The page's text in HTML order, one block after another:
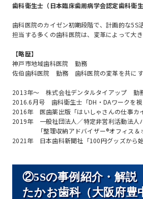
歯科衛生士（日本臨床歯周病学会認定歯科衛
歯科医院のカイゼン初期段階で、計画的な5S
担当する多くの歯科医院は、変革によって大
【略歴】
神戸市地域歯科医院 勤務
佐伯歯科医院 勤務 歯科医院の変革を共に
2013年～ 株式会社デンタルタイアップ 勤
2016.6月号 歯科衛生士「DH・DAワークを
2016年 医歯薬出版「はいしゃさんの仕事カ
2019年 一般社団法人／特定非営利活動法人
「整理収納アドバイザー®オフィス＆
2021年 日本歯科新聞社「100円グッズから
②5Sの事例紹介・解説
たかお歯科（大阪府豊